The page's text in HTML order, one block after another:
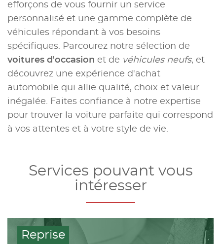
efforçons de vous fournir un service
personnalisé et une gamme complète de
véhicules répondant à vos besoins
spécifiques. Parcourez notre sélection de
voitures d'occasion et de véhicules neufs, et
découvrez une expérience d'achat
automobile qui allie qualité, choix et valeur
inégalée. Faites confiance à notre expertise
pour trouver la voiture parfaite qui correspond
à vos attentes et à votre style de vie.
Services pouvant vous
intéresser
Reprise